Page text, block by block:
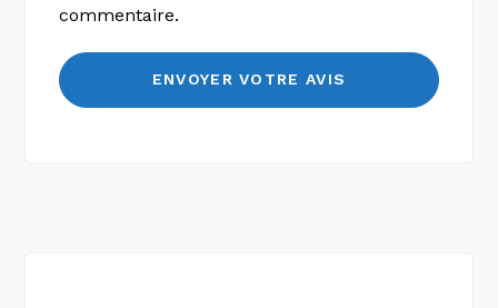
commentaire.